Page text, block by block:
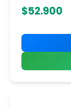
$52.900